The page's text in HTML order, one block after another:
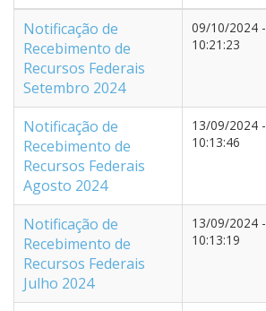
Notificação de
Recebimento de
Recursos Federais
Setembro 2024
09/10/2024 -
10:21:23
Notificação de
Recebimento de
Recursos Federais
Agosto 2024
13/09/2024 -
10:13:46
Notificação de
Recebimento de
Recursos Federais
Julho 2024
13/09/2024 -
10:13:19